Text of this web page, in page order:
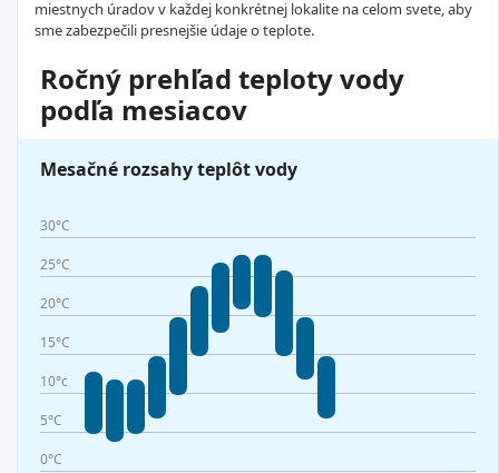
miestnych úradov v každej konkrétnej lokalite na celom svete, aby
sme zabezpečili presnejšie údaje o teplote.
Ročný prehľad teploty vody
podľa mesiacov
Mesačné rozsahy teplôt vody
30°C
25°C
20°C
15°C
10°c
5°C
0°C